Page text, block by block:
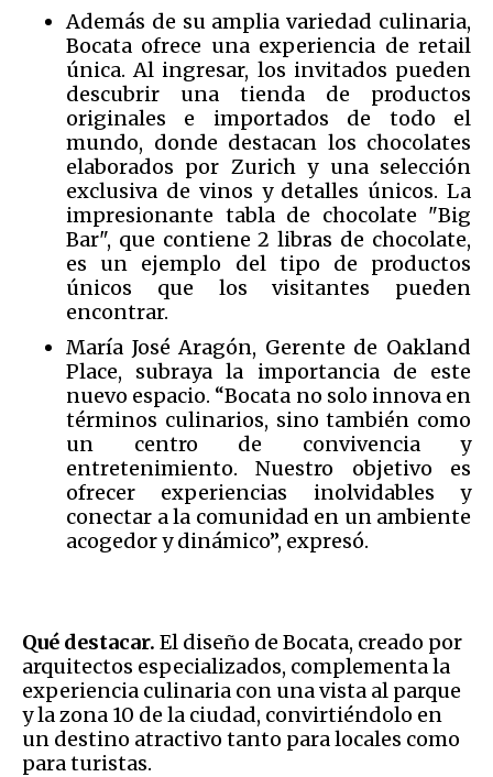
Además de su amplia variedad culinaria,
Bocata ofrece una experiencia de retail
única. Al ingresar, los invitados pueden
descubrir una tienda de productos
originales e importados de todo el
mundo, donde destacan los chocolates
elaborados por Zurich y una selección
exclusiva de vinos y detalles únicos. La
impresionante tabla de chocolate "Big
Bar", que contiene 2 libras de chocolate,
es un ejemplo del tipo de productos
únicos que los visitantes pueden
encontrar.
María José Aragón, Gerente de Oakland
Place, subraya la importancia de este
nuevo espacio. “Bocata no solo innova en
términos culinarios, sino también como
un centro de convivencia y
entretenimiento. Nuestro objetivo es
ofrecer experiencias inolvidables y
conectar a la comunidad en un ambiente
acogedor y dinámico”, expresó.
Qué destacar. El diseño de Bocata, creado por
arquitectos especializados, complementa la
experiencia culinaria con una vista al parque
y la zona 10 de la ciudad, convirtiéndolo en
un destino atractivo tanto para locales como
para turistas.